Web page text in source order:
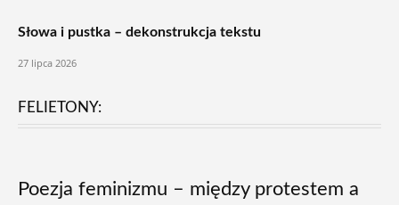
Słowa i pustka – dekonstrukcja tekstu
27 lipca 2026
FELIETONY:
Poezja feminizmu – między protestem a